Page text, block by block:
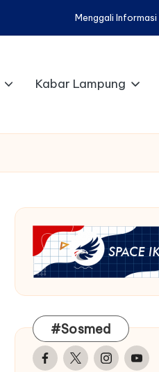
Menggali
Kabar Lampung
#Sosmed
Facebook
TwitterInstagram